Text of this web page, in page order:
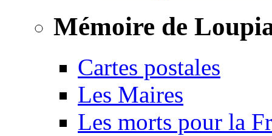
Mémoire de
Cartes postales
Les Maires
Les morts pour la